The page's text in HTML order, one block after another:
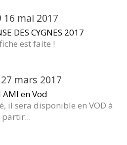
16 mai 2017
DES CYGNES 2017
est faite !
27 mars 2017
AMI en Vod
il sera disponible en VOD à
partir...